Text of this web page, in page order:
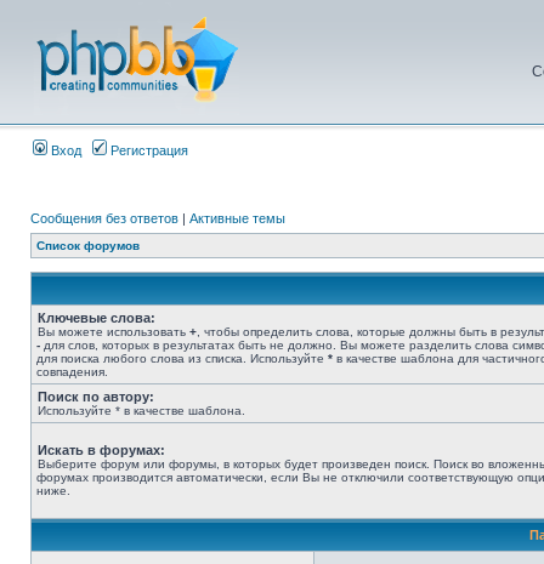
Вход Регистрация
Сообщения без ответов | Активные темы
Список форумов
Ключевые слова:
Вы можете использовать + , чтобы определить слова, которые должны быть в
- для слов, которых в результатах быть не должно. Вы можете разделить слова
для поиска любого слова из списка. Используйте * в качестве шаблона для
совпадения.
Поиск по автору:
Используйте * в качестве шаблона.
Искать в форумах:
Выберите форум или форумы, в которых будет произведен поиск. Поиск во
форумах производится автоматически, если Вы не отключили соответствующую
ниже.